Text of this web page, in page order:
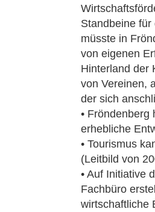
Standbeine
müsste in
von eigenen
Hinterland der
von Vereinen,
der sich
• Fröndenberg
erhebliche
• Tourismus
(Leitbild von
• Auf Initiative
Fachbüro
wirtschaftliche